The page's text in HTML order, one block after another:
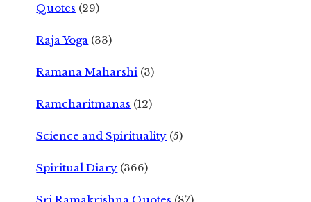
Quotes (29)
Raja Yoga (33)
Ramana Maharshi (3)
Ramcharitmanas (12)
Science and Spirituality (5)
Spiritual Diary (366)
Sri Ramakrishna Quotes (87)